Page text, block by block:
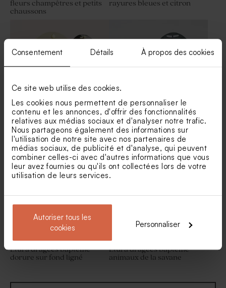
Consentement Détails À propos des cookies
Ce site web utilise des cookies.
Les cookies nous permettent de personnaliser le
contenu et les annonces, d'offrir des fonctionnalités
relatives aux médias sociaux et d'analyser notre trafic.
Nous partageons également des informations sur
l'utilisation de notre site avec nos partenaires de
médias sociaux, de publicité et d'analyse, qui peuvent
combiner celles-ci avec d'autres informations que vous
leur avez fournies ou qu'ils ont collectées lors de votre
utilisation de leurs services.
Autoriser tous les
cookies
Personnaliser
Dragées baptême sucrés
ronds marbrés or 750 gr (±
195 ex)
Dragées jaune velours
baptême 1 kg (± 240 ex)
fleurs champêtres et petits
chaussons
rayures bleues et citron
Etui à dragées baptême
initiale et dorure
Étui à dragées baptême
original colombe messagère
Etui à dragées baptême
dorure sur fond ligné
Etui à dragées baptême
animaux de la savane